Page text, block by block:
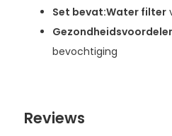
Set bevat:Water filter
bevochtiging
Reviews